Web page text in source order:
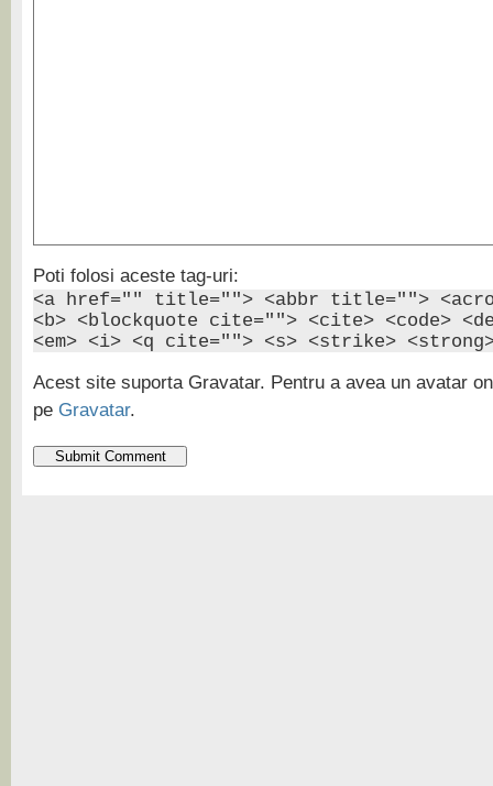
Poti folosi aceste tag-uri:
<a href="" title=""> <abbr title="">
<b> <blockquote cite=""> <cite> <code>
<em> <i> <q cite=""> <s> <strike>
Acest site suporta Gravatar. Pentru a avea un avatar
pe Gravatar.